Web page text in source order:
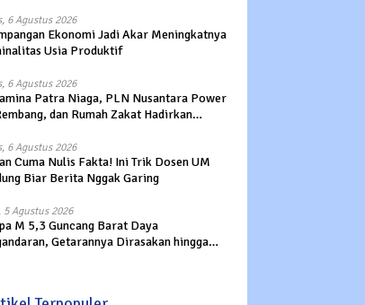
6 Agustus 2026
Ekonomi Jadi Akar Meningkatnya
Usia Produktif
6 Agustus 2026
Patra Niaga, PLN Nusantara Power
dan Rumah Zakat Hadirkan
di Sigi
6 Agustus 2026
Cuma Nulis Fakta! Ini Trik Dosen UM
Biar Berita Nggak Garing
5 Agustus 2026
M 5,3 Guncang Barat Daya
Getarannya Dirasakan hingga